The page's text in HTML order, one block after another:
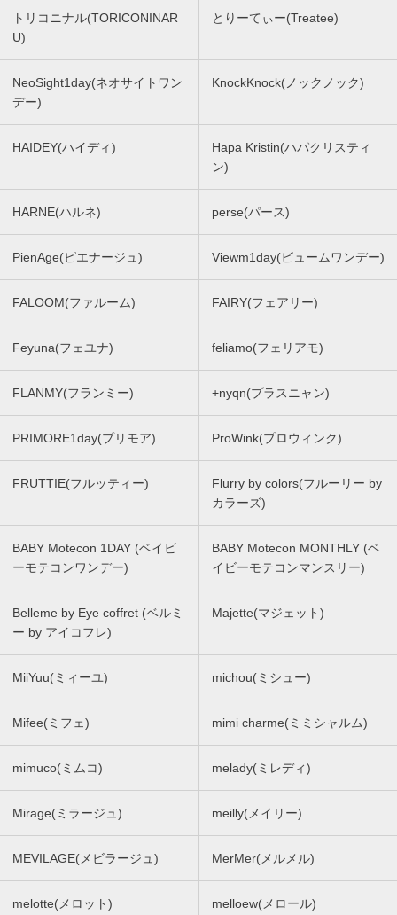
トリコニナル(TORICONINAR
U)
とりーてぃー(Treatee)
NeoSight1day(ネオサイトワン
デー)
KnockKnock(ノックノック)
HAIDEY(ハイディ)
Hapa Kristin(ハパクリスティ
ン)
HARNE(ハルネ) perse(パース)
PienAge(ピエナージュ) Viewm1day(ビュームワンデー)
FALOOM(ファルーム) FAIRY(フェアリー)
Feyuna(フェユナ) feliamo(フェリアモ)
FLANMY(フランミー) +nyqn(プラスニャン)
PRIMORE1day(プリモア) ProWink(プロウィンク)
FRUTTIE(フルッティー)
Flurry by colors(フルーリー by
カラーズ)
BABY Motecon 1DAY (ベイビ
ーモテコンワンデー)
BABY Motecon MONTHLY (ベ
イビーモテコンマンスリー)
Belleme by Eye coffret (ベルミ
ー by アイコフレ)
Majette(マジェット)
MiiYuu(ミィーユ) michou(ミシュー)
Mifee(ミフェ) mimi charme(ミミシャルム)
mimuco(ミムコ) melady(ミレディ)
Mirage(ミラージュ) meilly(メイリー)
MEVILAGE(メビラージュ) MerMer(メルメル)
melotte(メロット) melloew(メロール)